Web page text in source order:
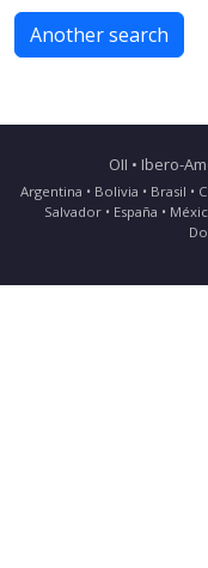
Another search
OII • Ibero-
Argentina • Bolivia • Brasil •
Salvador • España •